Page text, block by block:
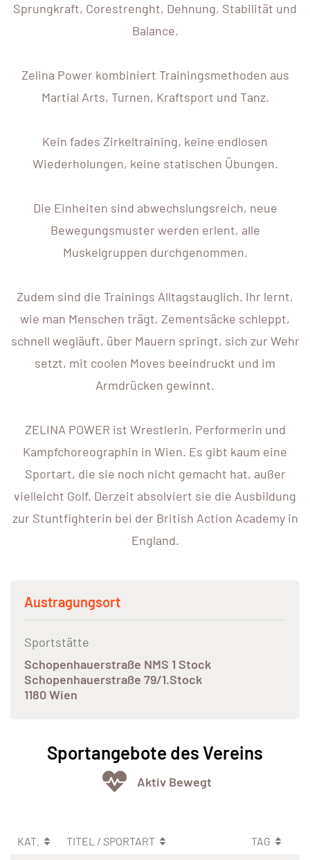
Sprungkraft, Corestrenght, Dehnung, Stabilität und
Balance.
Zelina Power kombiniert Trainingsmethoden aus
Martial Arts, Turnen, Kraftsport und Tanz.
Kein fades Zirkeltraining, keine endlosen
Wiederholungen, keine statischen Übungen.
Die Einheiten sind abwechslungsreich, neue
Bewegungsmuster werden erlent, alle
Muskelgruppen durchgenommen.
Zudem sind die Trainings Alltagstauglich. Ihr lernt,
wie man Menschen trägt, Zementsäcke schleppt,
schnell wegläuft, über Mauern springt, sich zur Wehr
setzt, mit coolen Moves beeindruckt und im
Armdrücken gewinnt.
ZELINA POWER ist Wrestlerin, Performerin und
Kampfchoreographin in Wien. Es gibt kaum eine
Sportart, die sie noch nicht gemacht hat, außer
vielleicht Golf. Derzeit absolviert sie die Ausbildung
zur Stuntfighterin bei der British Action Academy in
England.
Austragungsort
Sportstätte
Schopenhauerstraße NMS 1 Stock
Schopenhauerstraße 79/1.Stock
1180 Wien
Sportangebote des Vereins
Aktiv Bewegt
KAT. TITEL / SPORTART
TAG